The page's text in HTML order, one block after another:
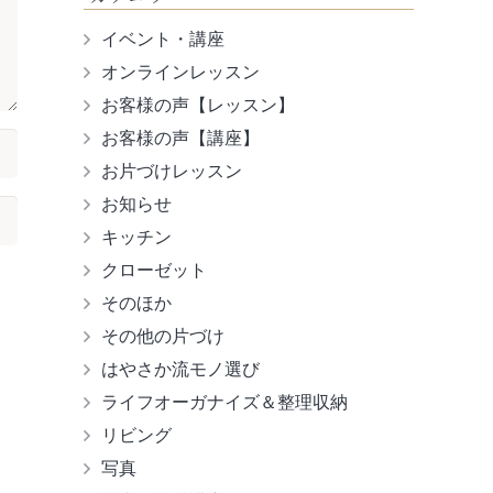
イベント・講座
オンラインレッスン
お客様の声【レッスン】
お客様の声【講座】
お片づけレッスン
お知らせ
キッチン
クローゼット
そのほか
その他の片づけ
はやさか流モノ選び
ライフオーガナイズ＆整理収納
リビング
写真